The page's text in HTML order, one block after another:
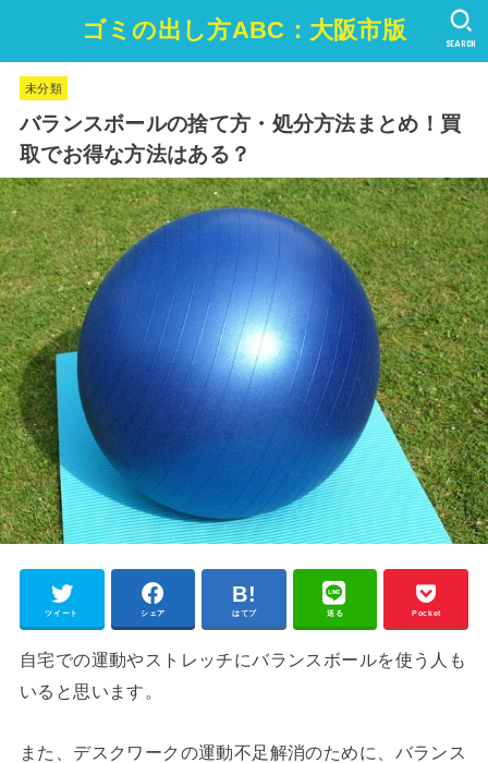
ゴミの出し方ABC：大阪市版 SEARCH
未分類
バランスボールの捨て方・処分方法まとめ！買
取でお得な方法はある？
ツイート シェア はてブ 送る Pocket
自宅での運動やストレッチにバランスボールを使う人も
いると思います。
また、デスクワークの運動不足解消のために、バランス